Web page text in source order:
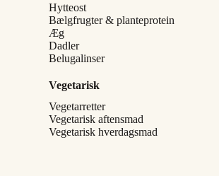
Hytteost
Bælgfrugter & planteprotein
Æg
Dadler
Belugalinser
Vegetarisk
Vegetarretter
Vegetarisk aftensmad
Vegetarisk hverdagsmad